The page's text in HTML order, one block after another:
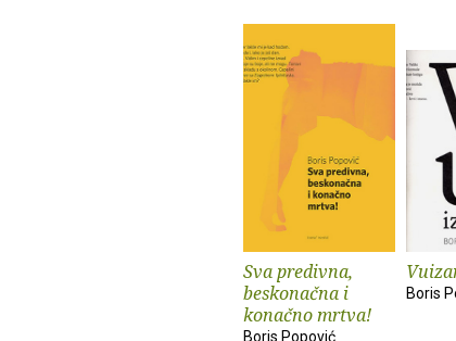
Sva predivna,
beskonačna i
konačno mrtva!
Boris Popović
Boris